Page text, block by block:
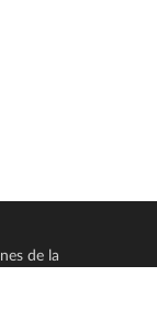
de la